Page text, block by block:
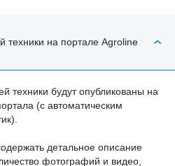
на портале Agroline
техники будут опубликованы на
(с автоматическим
детальное описание
фотографий и видео,